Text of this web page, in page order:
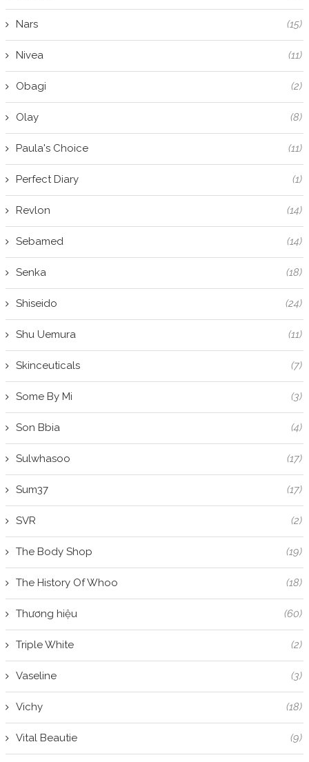
Nars (15)
Nivea (11)
Obagi (2)
Olay (8)
Paula's Choice (11)
Perfect Diary (1)
Revlon (14)
Sebamed (14)
Senka (18)
Shiseido (24)
Shu Uemura (11)
Skinceuticals (7)
Some By Mi (3)
Son Bbia (4)
Sulwhasoo (17)
Sum37 (17)
SVR (2)
The Body Shop (19)
The History Of Whoo (18)
Thương hiệu (60)
Triple White (2)
Vaseline (3)
Vichy (18)
Vital Beautie (9)